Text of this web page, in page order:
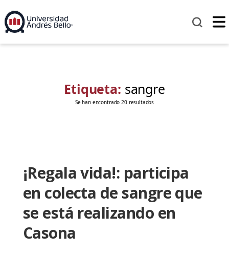
Etiqueta: sangre
Se han encontrado 20 resultados
¡Regala vida!: participa
en colecta de sangre que
se está realizando en
Casona